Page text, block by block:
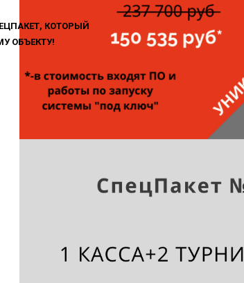
КОТОРЫЙ
ОБЪЕКТУ!